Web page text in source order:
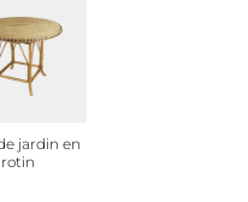
jardin en
rotin